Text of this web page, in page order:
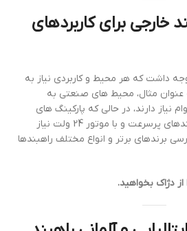
خارجی برای کاربردهای
داشت که هر محیط و کاربردی نیاز به
عنوان مثال، محیط های صنعتی به
نیاز دارند، در حالی که پارکینگ های
عمومی ممکن است به راهبندهای پرسرعت و با موتور 24 ولت نیاز
برندهای برتر و انواع مختلف راهبندها
از دژاک بخواهید.